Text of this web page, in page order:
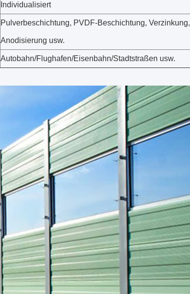
Individualisiert
Pulverbeschichtung, PVDF-Beschichtung, Verzinkung,
Anodisierung usw.
Autobahn/Flughafen/Eisenbahn/Stadtstraßen usw.